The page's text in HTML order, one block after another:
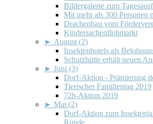
Bildergalerie zum
Mit mehr als 300 Personen
Drachenbau vom
Kindersachenflohmarkt
► August (2)
Insektenhotels als
Schutzhütte erhält neuen
► Juni (3)
Dorf-Aktion - Prämierung
Tierischer Familientag 2019
72h-Aktion 2019
► Mai (2)
Dorf-Aktion zum